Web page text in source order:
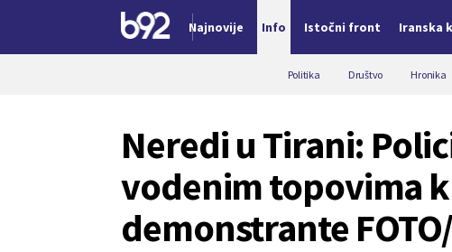
Najnovije Info Istočni front Iranska
Politika Društvo Hronika
Neredi u Tirani:
vodenim topovima
demonstrante